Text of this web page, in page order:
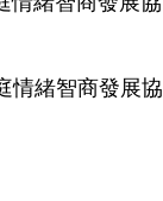
情緒智商發展協